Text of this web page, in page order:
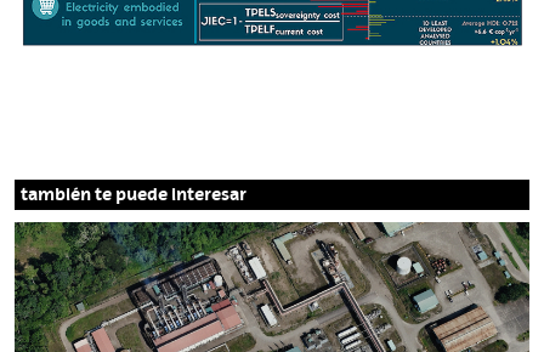
í
s
e
s
d
e
l
también te puede interesar